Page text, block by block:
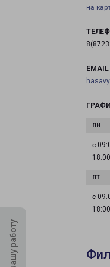
на
EMAIL
с
18:00
с
18:00